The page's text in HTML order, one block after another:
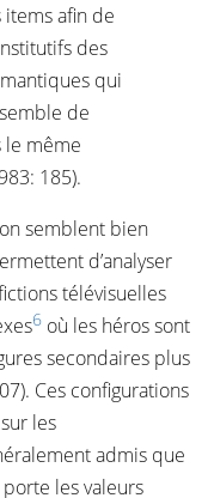
items afin de
des
qui
de
le même
185).
semblent bien
d’analyser
télévisuelles
6 où les héros sont
secondaires plus
Ces configurations
les
admis que
les valeurs